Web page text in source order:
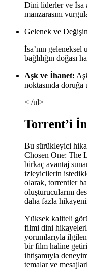
Dini liderler ve İsa
manzarasını
Gelenek ve
İsa’nın
bağlılığın doğası
Aşk ve İhanet:
noktasında
< /ul>
Torrent’i
Bu sürükleyici
Chosen One: The
birkaç avantaj
izleyicilerin
olarak, torrentler
oluşturucularını
daha fazla
Yüksek kaliteli
filmi dini
yorumlarıyla
bir film haline
ihtişamıyla
temalar ve